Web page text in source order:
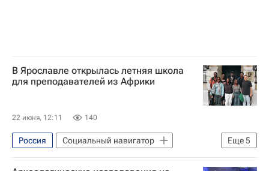
В Ярославле открылась летняя школа
для преподавателей из Африки
22 июня, 12:11 140
Еще5
Россия
Социальный навигатор
Ярославль
Африка Кот-д'Ивуар